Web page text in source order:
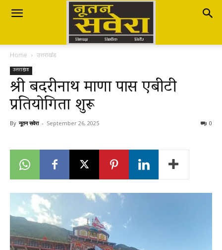
Nutan
Savera
नूतन
Breaking
Home उत्तराखंड
उत्तराखंड
श्री बदरीनाथ माणा पास एबीटी
प्रतियोगिता शुरू
By नूतन सवेरा - September 26, 2025 0